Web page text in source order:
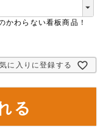
かわらない看板商品！
に入りに登録する
る